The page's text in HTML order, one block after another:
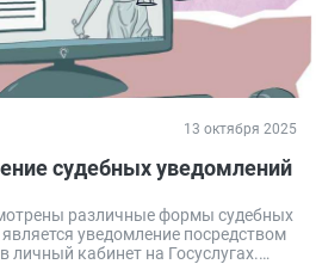
13 октября 2025
судебных уведомлений
различные формы судебных
уведомление посредством
личный кабинет на Госуслугах.